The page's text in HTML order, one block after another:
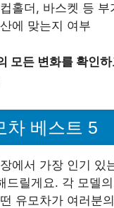
홀더, 바스켓 등 부
에 맞는지 여부
모든 변화를 확인
차 베스트 5
에서 가장 인기 있
드릴게요. 각 모델
유모차가 여러분